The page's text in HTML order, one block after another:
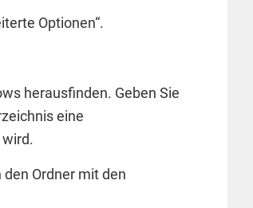
Optionen“.
herausfinden. Geben Sie
eine
wird.
den Ordner mit den